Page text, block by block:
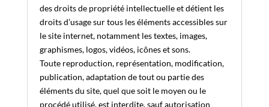
des droits de propriété intellectuelle et détient les
droits d’usage sur tous les éléments accessibles sur
le site internet, notamment les textes, images,
graphismes, logos, vidéos, icônes et sons.
Toute reproduction, représentation, modification,
publication, adaptation de tout ou partie des
éléments du site, quel que soit le moyen ou le
procédé utilisé, est interdite, sauf autorisation